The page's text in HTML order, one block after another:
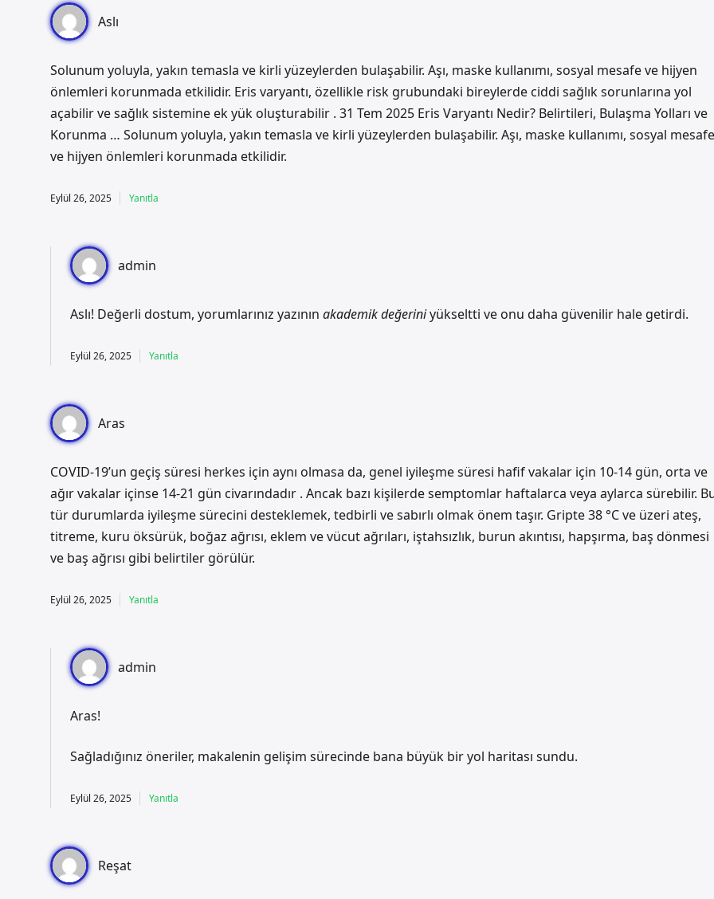
Aslı
Solunum yoluyla, yakın temasla ve kirli yüzeylerden bulaşabilir. Aşı, maske kullanımı, sosyal mesafe ve hijyen
önlemleri korunmada etkilidir. Eris varyantı, özellikle risk grubundaki bireylerde ciddi sağlık sorunlarına yol
açabilir ve sağlık sistemine ek yük oluşturabilir . 31 Tem 2025 Eris Varyantı Nedir? Belirtileri, Bulaşma Yolları ve
Korunma … Solunum yoluyla, yakın temasla ve kirli yüzeylerden bulaşabilir. Aşı, maske kullanımı, sosyal mesafe
ve hijyen önlemleri korunmada etkilidir.
Eylül 26, 2025 Yanıtla
admin
Aslı! Değerli dostum, yorumlarınız yazının akademik değeriniyükseltti ve onu daha güvenilir hale getirdi.
Eylül 26, 2025 Yanıtla
Aras
COVID-19’un geçiş süresi herkes için aynı olmasa da, genel iyileşme süresi hafif vakalar için 10-14 gün, orta ve
ağır vakalar içinse 14-21 gün civarındadır . Ancak bazı kişilerde semptomlar haftalarca veya aylarca sürebilir.
tür durumlarda iyileşme sürecini desteklemek, tedbirli ve sabırlı olmak önem taşır. Gripte 38 °C ve üzeri ateş,
titreme, kuru öksürük, boğaz ağrısı, eklem ve vücut ağrıları, iştahsızlık, burun akıntısı, hapşırma, baş dönmesi
ve baş ağrısı gibi belirtiler görülür.
Eylül 26, 2025 Yanıtla
admin
Aras!
Sağladığınız öneriler, makalenin gelişim sürecinde bana büyük biryol haritası sundu.
Eylül 26, 2025 Yanıtla
Reşat